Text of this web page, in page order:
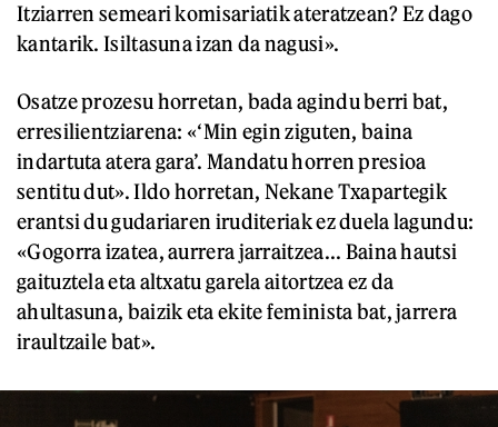
Itziarren semeari komisariatik ateratzean? Ez dago
kantarik. Isiltasuna izan da nagusi».
Osatze prozesu horretan, bada agindu berri bat,
erresilientziarena: «‘Min egin ziguten, baina
indartuta atera gara’. Mandatu horren presioa
sentitu dut». Ildo horretan, Nekane Txapartegik
erantsi du gudariaren iruditeriak ez duela lagundu:
«Gogorra izatea, aurrera jarraitzea... Baina hautsi
gaituztela eta altxatu garela aitortzea ez da
ahultasuna, baizik eta ekite feminista bat, jarrera
iraultzaile bat».